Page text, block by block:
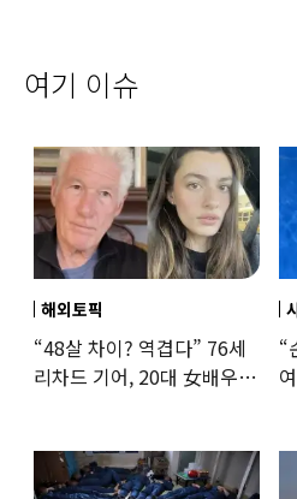
여기 이슈
해외토픽
“48살 차이? 역겹다” 76세
리차드 기어, 20대 女배우와
“